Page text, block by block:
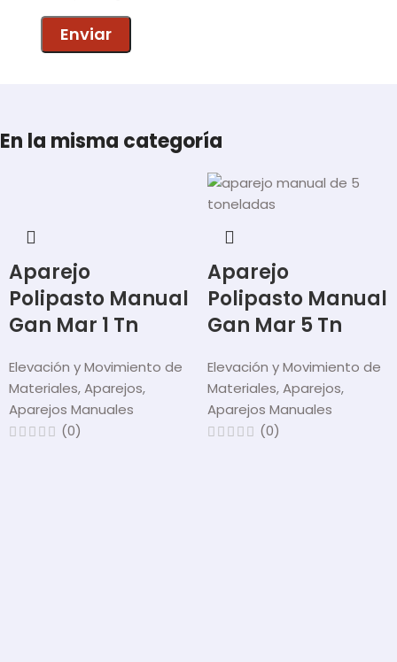
En la misma categoría
Aparejo
Polipasto Manual
Gan Mar 1 Tn
Elevación y Movimiento de
Materiales,Aparejos,
Aparejos Manuales
(0)
Aparejo
Polipasto Manual
Gan Mar 5 Tn
Elevación y Movimiento de
Materiales,Aparejos,
Aparejos Manuales
(0)